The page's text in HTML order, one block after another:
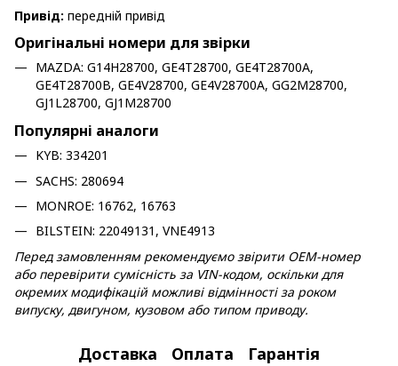
Привід: передній привід
Оригінальні номери для звірки
MAZDA: G14H28700, GE4T28700, GE4T28700A,
GE4T28700B, GE4V28700, GE4V28700A, GG2M28700,
GJ1L28700, GJ1M28700
Популярні аналоги
KYB: 334201
SACHS: 280694
MONROE: 16762, 16763
BILSTEIN: 22049131, VNE4913
Перед замовленням рекомендуємо звірити OEM-номер
або перевірити сумісність за VIN-кодом, оскільки для
окремих модифікацій можливі відмінності за роком
випуску, двигуном, кузовом або типом приводу.
Доставка Оплата Гарантія